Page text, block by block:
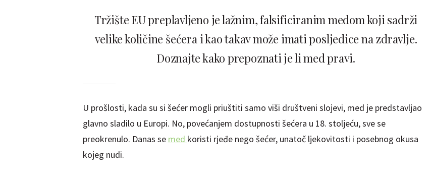
Tržište EU preplavljeno je lažnim, falsificiranim medom koji sadrži
velike količine šećera i kao takav može imati posljedice na zdravlje.
Doznajte kako prepoznati je li med pravi.
U prošlosti, kada su si šećer mogli priuštiti samo viši društveni slojevi, med je predstavljao
glavno sladilo u Europi. No, povećanjem dostupnosti šećera u 18. stoljeću, sve se
preokrenulo. Danas se med koristi rjeđe nego šećer, unatoč ljekovitosti i posebnog okusa
kojeg nudi.